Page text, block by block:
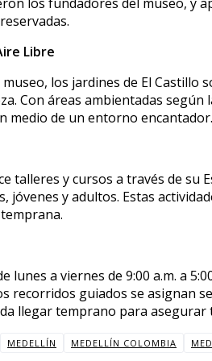
Libre
los jardines de El Castillo
Con áreas ambientadas
medio de un entorno encantador.
talleres y cursos a través de su
jóvenes y adultos. Estas
lunes a viernes de 9:00 a.m. a
recorridos guiados se asignan
llegar temprano para asegurar
MEDELLÍN MEDELLÍN COLOMBIA